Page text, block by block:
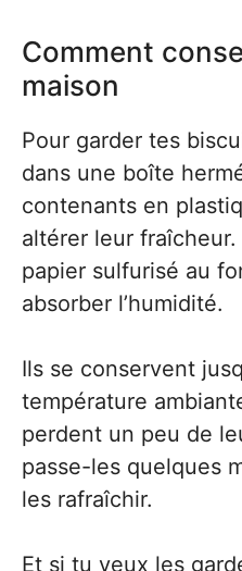
Comment
maison
Pour garder tes
dans une boîte
contenants en
altérer leur
papier sulfurisé au
absorber l’humidité.
Ils se conservent
température
perdent un peu de
passe-les quelques
les rafraîchir.
Et si tu veux les